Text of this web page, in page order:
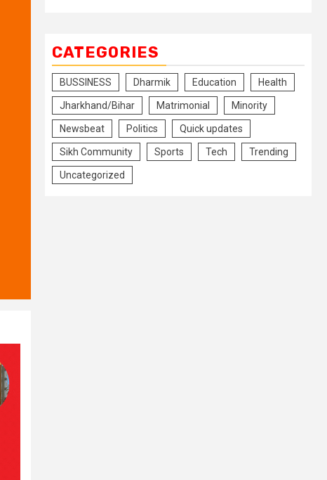
CATEGORIES
BUSSINESS Dharmik Education Health
Jharkhand/Bihar Matrimonial Minority
Newsbeat Politics Quick updates
Sikh Community Sports Tech Trending
Uncategorized